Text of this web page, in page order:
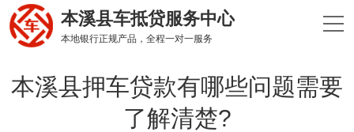
本溪县车抵贷服务中心
本地银行正规产品，全程一对一服务
本溪县押车贷款有哪些问题需要
了解清楚?